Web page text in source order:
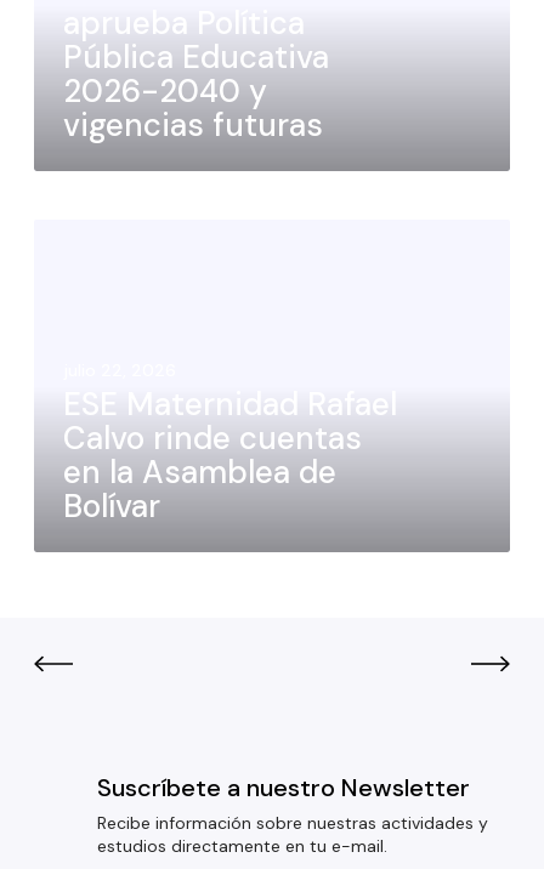
aprueba Política
Pública Educativa
2026-2040 y
vigencias futuras
ESE Maternidad Rafael
Calvo rinde cuentas
en la Asamblea de
Bolívar
Suscríbete a nuestro Newsletter
Recibe información sobre nuestras actividades y
estudios directamente en tu e-mail.